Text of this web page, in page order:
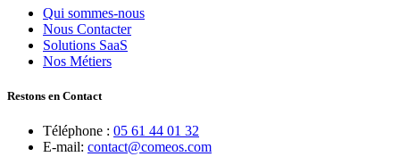
Qui sommes-nous
Nous Contacter
Solutions SaaS
Nos Métiers
Restons en Contact
Téléphone : 05 61 44 01 32
E-mail: contact@comeos.com